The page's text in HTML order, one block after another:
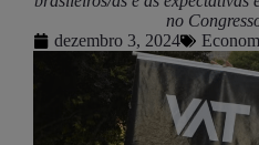
no
dezembro 3, 2024